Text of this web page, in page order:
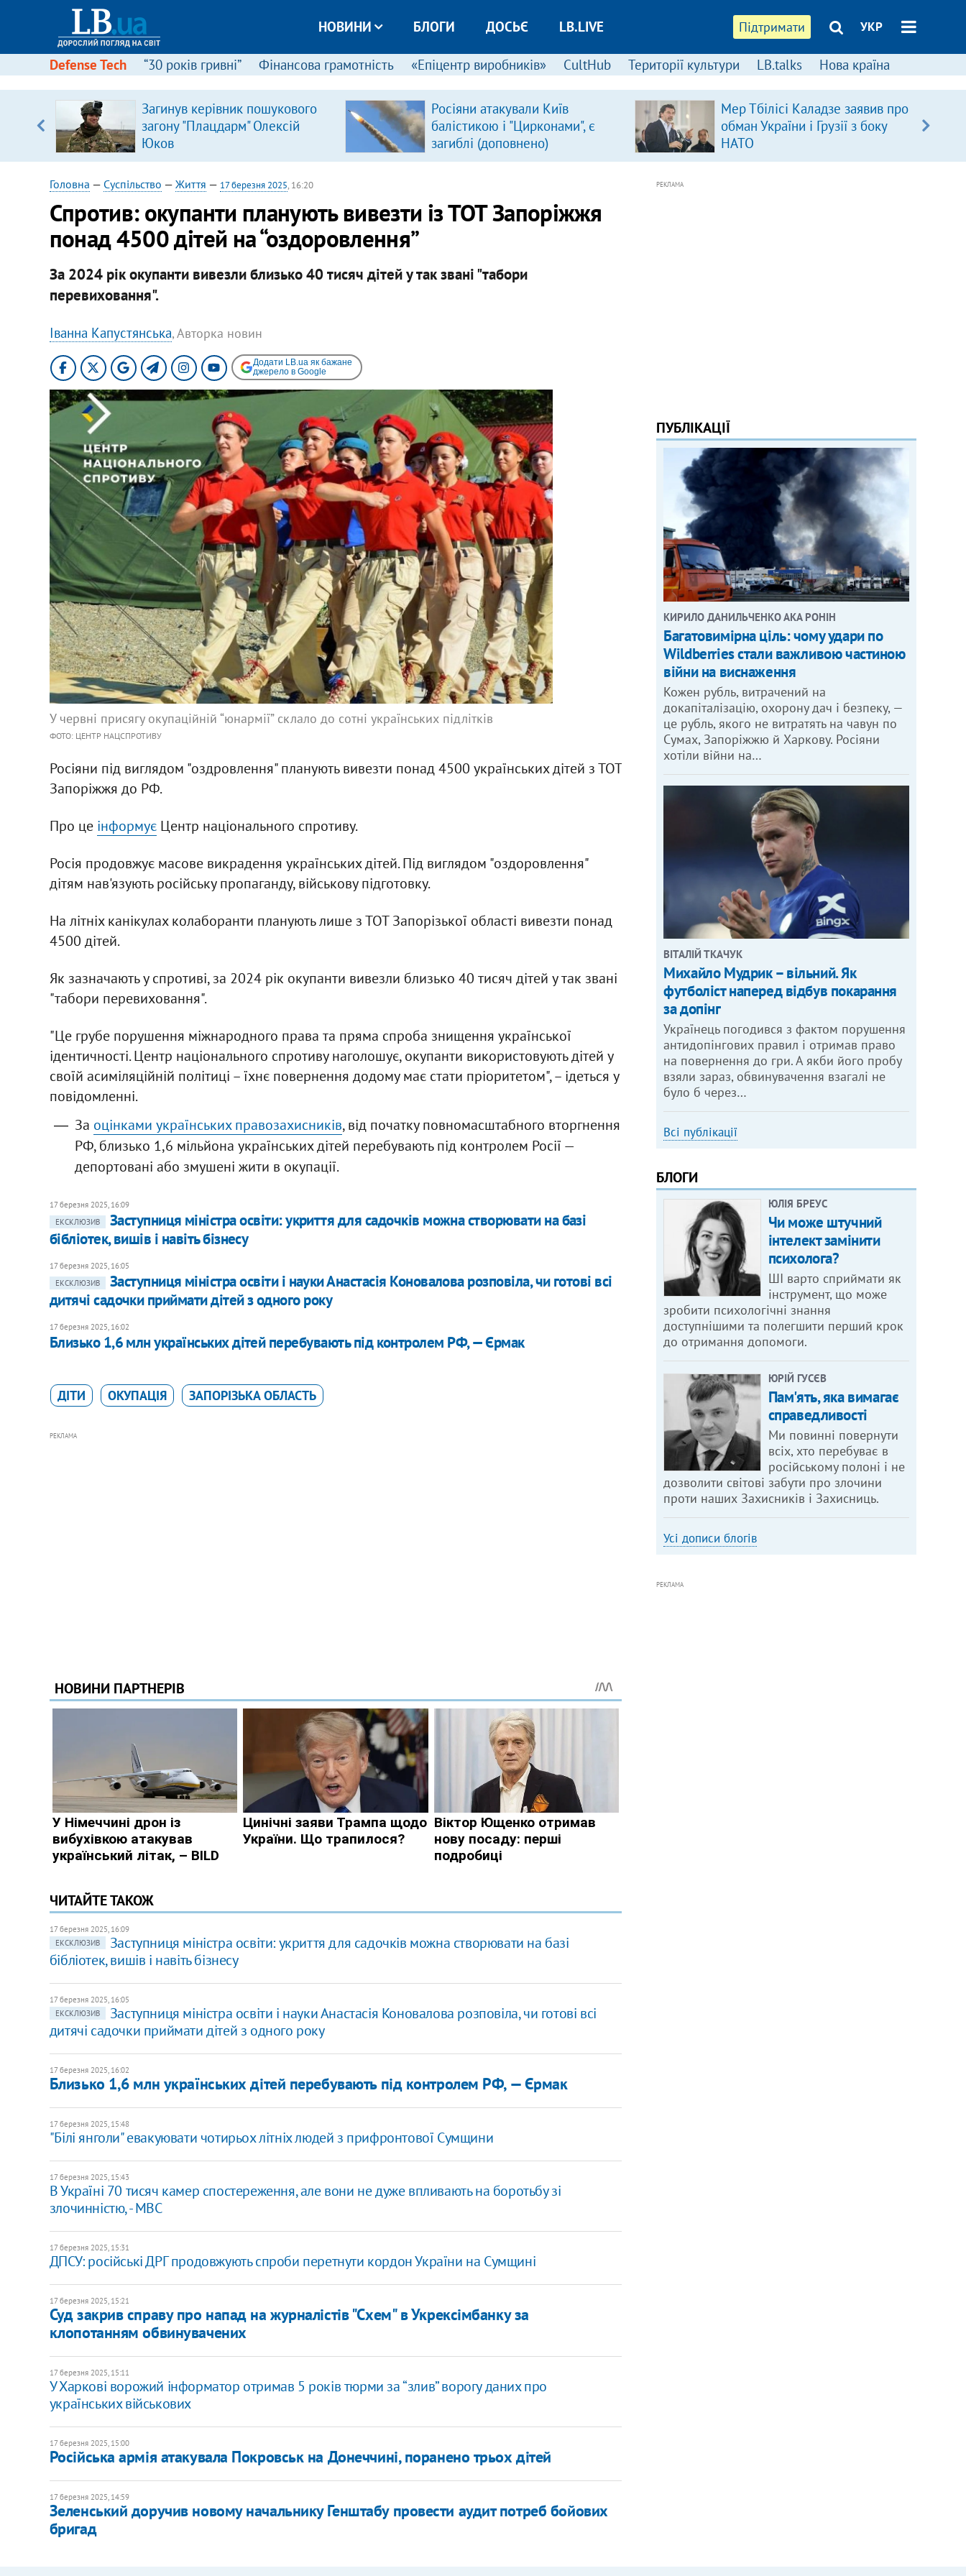
Підтримати УКР
НОВИНИ БЛОГИ ДОСЬЄ LB.LIVE
Defense Tech “30 років гривні” Фінансова грамотність «Епіцентр виробників» CultHub Території культури LB.talks Нова країна
Загинув керівник пошукового
загону "Плацдарм" Олексій
Юков
Росіяни атакували Київ
балістикою і "Цирконами", є
загиблі (доповнено)
Мер Тбілісі Каладзе заявив про
обман України і Грузії з боку
НАТО
Головна — Суспільство — Життя — 17 березня 2025, 16:20
Спротив: окупанти планують вивезти із ТОТ Запоріжжя
понад 4500 дітей на “оздоровлення”
За 2024 рік окупанти вивезли близько 40 тисяч дітей у так звані "табори
перевиховання".
Іванна Капустянська, Авторка новин
Додати LB.ua як бажане
джерело в Google
У червні присягу окупаційній “юнармії” склало до сотні українських підлітків
ФОТО: ЦЕНТР НАЦСПРОТИВУ
Росіяни під виглядом "оздровлення" планують вивезти понад 4500 українських дітей з ТОТ
Запоріжжя до РФ.
Про це інформуєЦентр національного спротиву.
Росія продовжує масове викрадення українських дітей. Під виглядом "оздоровлення"
дітям нав'язують російську пропаганду, військову підготовку.
На літніх канікулах колаборанти планують лише з ТОТ Запорізької області вивезти понад
4500 дітей.
Як зазначають у спротиві, за 2024 рік окупанти вивезли близько 40 тисяч дітей у так звані
"табори перевиховання".
"Це грубе порушення міжнародного права та пряма спроба знищення української
ідентичності. Центр національного спротиву наголошує, окупанти використовують дітей у
своїй асиміляційній політиці – їхнє повернення додому має стати пріоритетом", – ідеться у
повідомленні.
За оцінками українських правозахисників, від початку повномасштабного вторгнення
РФ, близько 1,6 мільйона українських дітей перебувають під контролем Росії —
депортовані або змушені жити в окупації.
17 березня 2025, 16:09
ЕКСКЛЮЗИВ
Заступниця міністра освіти: укриття для садочків можна створювати на базі
бібліотек, вишів і навіть бізнесу
17 березня 2025, 16:05
ЕКСКЛЮЗИВ
Заступниця міністра освіти і науки Анастасія Коновалова розповіла, чи готові всі
дитячі садочки приймати дітей з одного року
17 березня 2025, 16:02
Близько 1,6 млн українських дітей перебувають під контролем РФ, — Єрмак
ДІТИ ОКУПАЦІЯ ЗАПОРІЗЬКА ОБЛАСТЬ
РЕКЛАМА
ЧИТАЙТЕ ТАКОЖ
17 березня 2025, 16:09
ЕКСКЛЮЗИВ
Заступниця міністра освіти: укриття для садочків можна створювати на базі
бібліотек, вишів і навіть бізнесу
17 березня 2025, 16:05
ЕКСКЛЮЗИВ
Заступниця міністра освіти і науки Анастасія Коновалова розповіла, чи готові всі
дитячі садочки приймати дітей з одного року
17 березня 2025, 16:02
Близько 1,6 млн українських дітей перебувають під контролем РФ, — Єрмак
17 березня 2025, 15:48
"Білі янголи" евакуювати чотирьох літніх людей з прифронтової Сумщини
17 березня 2025, 15:43
​В Україні 70 тисяч камер спостереження, але вони не дуже впливають на боротьбу зі
злочинністю, - МВС
17 березня 2025, 15:31
ДПСУ: російські ДРГ продовжують спроби перетнути кордон України на Сумщині
17 березня 2025, 15:21
Суд закрив справу про напад на журналістів "Схем" в Укрексімбанку за
клопотанням обвинувачених
17 березня 2025, 15:11
У Харкові ворожий інформатор отримав 5 років тюрми за “злив” ворогу даних про
українських військових
17 березня 2025, 15:00
Російська армія атакувала Покровськ на Донеччині, поранено трьох дітей
17 березня 2025, 14:59
​Зеленський доручив новому начальнику Генштабу провести аудит потреб бойових
бригад
РЕКЛАМА
ПУБЛІКАЦІЇ
КИРИЛО ДАНИЛЬЧЕНКО АКА РОНІН
Багатовимірна ціль: чому удари по
Wildberries стали важливою частиною
війни на виснаження
Кожен рубль, витрачений на
докапіталізацію, охорону дач і безпеку, —
це рубль, якого не витратять на чавун по
Сумах, Запоріжжю й Харкову. Росіяни
хотіли війни на…
ВІТАЛІЙ ТКАЧУК
Михайло Мудрик – вільний. Як
футболіст наперед відбув покарання
за допінг
Українець погодився з фактом порушення
антидопінгових правил і отримав право
на повернення до гри. А якби його пробу
взяли зараз, обвинувачення взагалі не
було б через…
Всі публікації
БЛОГИ
ЮЛІЯ БРЕУС
Чи може штучний
інтелект замінити
психолога?
ШІ варто сприймати як
інструмент, що може
зробити психологічні знання
доступнішими та полегшити перший крок
до отримання допомоги.
ЮРІЙ ГУСЄВ
Пам'ять, яка вимагає
справедливості
Ми повинні повернути
всіх, хто перебуває в
російському полоні і не
дозволити світові забути про злочини
проти наших Захисників і Захисниць.
Усі дописи блогів
РЕКЛАМА